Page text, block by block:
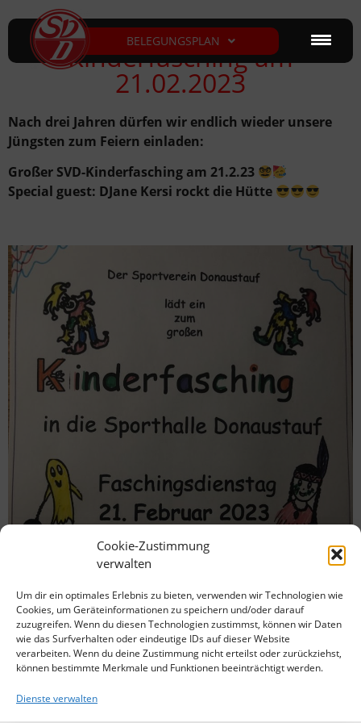
Cookie-Zustimmung
verwalten
Um dir ein optimales Erlebnis zu bieten, verwenden wir Technologien wie
Cookies, um Geräteinformationen zu speichern und/oder darauf
zuzugreifen. Wenn du diesen Technologien zustimmst, können wir Daten
wie das Surfverhalten oder eindeutige IDs auf dieser Website
verarbeiten. Wenn du deine Zustimmung nicht erteilst oder zurückziehst,
können bestimmte Merkmale und Funktionen beeinträchtigt werden.
Dienste verwalten
BELEGUNGSPLAN
Kinderfasching am
21.02.2023
Nach drei Jahren dürfen wir endlich wieder unsere
Jüngsten zum Feiern einladen:
Großer SVD-Kinderfasching am 21.2.23
Special guest: DJane Kersi rockt die Hütte